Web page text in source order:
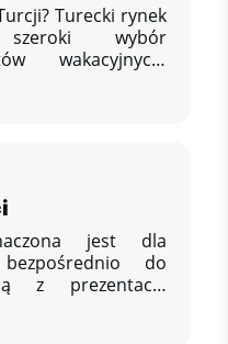
Turecki rynek
wybór
wakacyjnych,
wille i domy.
od najlepszych
w Turcji i
jest dla
do
z prezentacją
obejrzenia i
oferowanych